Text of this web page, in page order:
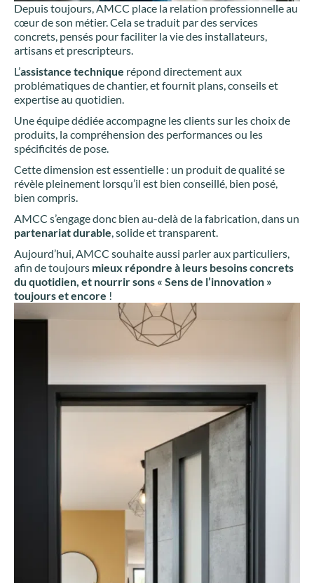
Depuis toujours, AMCC place la relation professionnelle au
cœur de son métier. Cela se traduit par des services
concrets, pensés pour faciliter la vie des installateurs,
artisans et prescripteurs.
L’assistance technique répond directement aux
problématiques de chantier, et fournit plans, conseils et
expertise au quotidien.
Une équipe dédiée accompagne les clients sur les choix de
produits, la compréhension des performances ou les
spécificités de pose.
Cette dimension est essentielle : un produit de qualité se
révèle pleinement lorsqu’il est bien conseillé, bien posé,
bien compris.
AMCC s’engage donc bien au-delà de la fabrication, dans un
partenariat durable , solide et transparent.
Aujourd’hui, AMCC souhaite aussi parler aux particuliers,
afin de toujours mieux répondre à leurs besoins concrets
du quotidien, et nourrir sons « Sens de l’innovation »
toujours et encore !